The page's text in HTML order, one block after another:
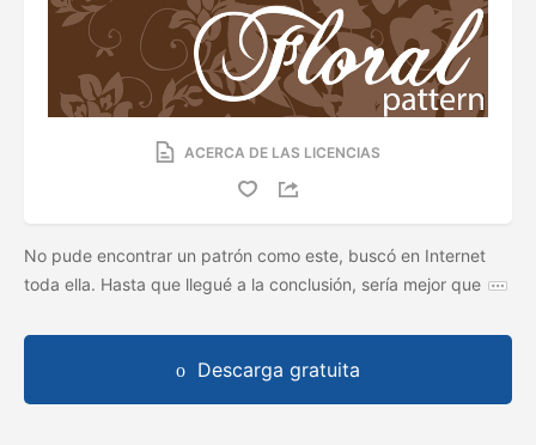
ACERCA DE LAS LICENCIAS
No pude encontrar un patrón como este, buscó en Internet
toda ella. Hasta que llegué a la conclusión, sería mejor que
Descarga gratuita